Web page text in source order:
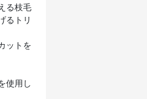
る枝毛
るトリ
ットを
使用し